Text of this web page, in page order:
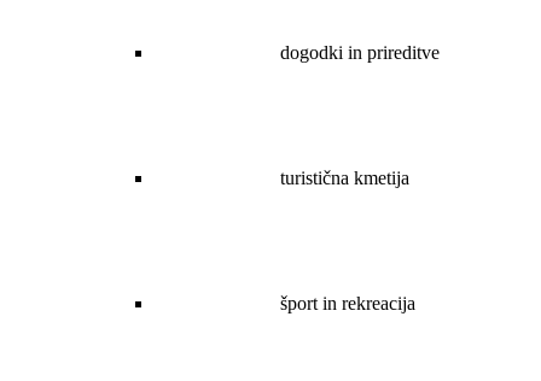
dogodki in prireditve
turistična kmetija
šport in rekreacija